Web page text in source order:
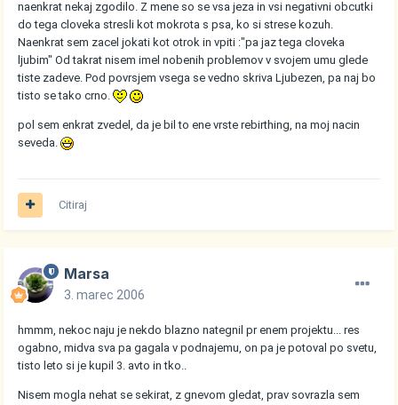
naenkrat nekaj zgodilo. Z mene so se vsa jeza in vsi negativni obcutki
do tega cloveka stresli kot mokrota s psa, ko si strese kozuh.
Naenkrat sem zacel jokati kot otrok in vpiti :"pa jaz tega cloveka
ljubim" Od takrat nisem imel nobenih problemov v svojem umu glede
tiste zadeve. Pod povrsjem vsega se vedno skriva Ljubezen, pa naj bo
tisto se tako crno.
pol sem enkrat zvedel, da je bil to ene vrste rebirthing, na moj nacin
seveda.
Citiraj
Marsa
3. marec 2006
hmmm, nekoc naju je nekdo blazno nategnil pr enem projektu... res
ogabno, midva sva pa gagala v podnajemu, on pa je potoval po svetu,
tisto leto si je kupil 3. avto in tko..
Nisem mogla nehat se sekirat, z gnevom gledat, prav sovrazla sem